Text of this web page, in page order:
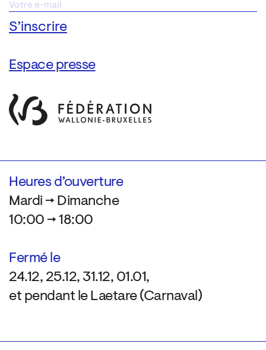
Espace presse
Heures d’ouverture
Mardi → Dimanche
10:00 → 18:00
Fermé le
24.12, 25.12, 31.12, 01.01,
et pendant le Laetare (Carnaval)